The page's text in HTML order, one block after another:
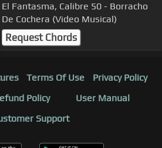
El Fantasma, Calibre 50 - Borracho
De Cochera (Video Musical)
Request Chords
Terms Of Use
Privacy Policy
Policy
User Manual
Support